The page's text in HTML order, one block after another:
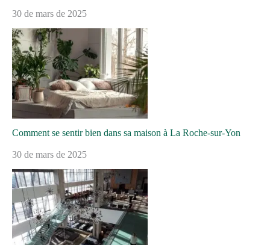
30 de mars de 2025
Comment se sentir bien dans sa maison à La Roche-sur-Yon
30 de mars de 2025